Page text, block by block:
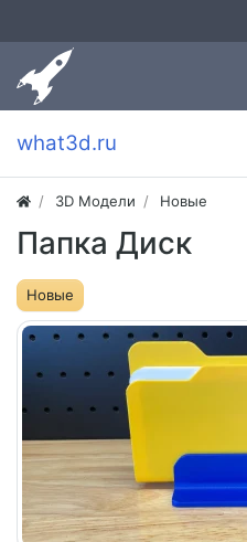
what3d.ru
3D Модели Новые
Папка Диск
Новые